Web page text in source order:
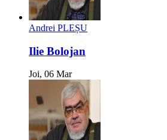
Andrei PLEȘU
Ilie Bolojan
Joi, 06 Mar